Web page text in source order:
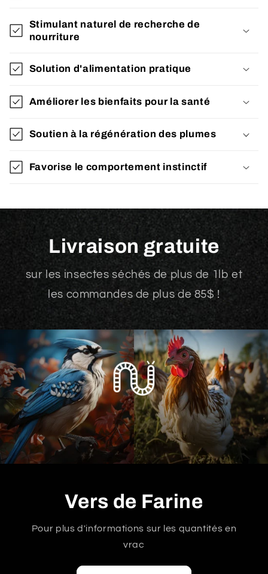
Stimulant naturel de recherche de
nourriture
Solution d'alimentation pratique
Améliorer les bienfaits pour la santé
Soutien à la régénération des plumes
Favorise le comportement instinctif
Livraison gratuite
sur les insectes séchés de plus de 1lb et
les commandes de plus de 85$ !
Vers de Farine
Pour plus d'informations sur les quantités en
vrac